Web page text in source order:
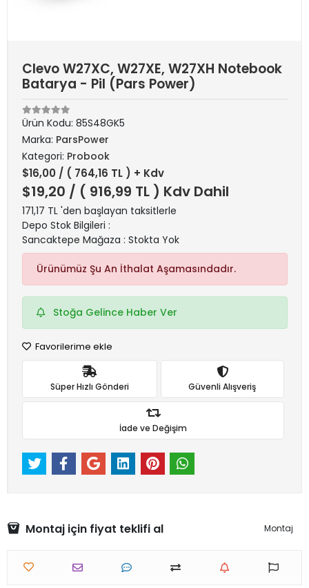
Clevo W27XC, W27XE, W27XH Notebook
Batarya - Pil (Pars Power)
Ürün Kodu: 85S48GK5
Marka: ParsPower
Kategori: Probook
$16,00 / ( 764,16 TL ) + Kdv
$19,20 / ( 916,99 TL ) Kdv Dahil
171,17 TL 'den başlayan taksitlerle
Depo Stok Bilgileri :
Sancaktepe Mağaza : Stokta Yok
Ürünümüz Şu An İthalat Aşamasındadır.
Stoğa Gelince Haber Ver
Favorilerime ekle
Süper Hızlı Gönderi Güvenli Alışveriş
İade ve Değişim
Montaj için fiyat teklifi al Montaj